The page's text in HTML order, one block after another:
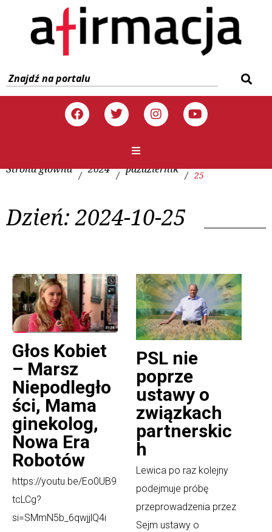
Strona główna / 2024 / październik / 25
Dzień:2024-10-25
Głos Kobiet
– Marsz
Niepodległo
ści, Mama
ginekolog,
Nowa Era
Robotów
https://youtu.be/Eo0UB9
tcLCg?
si=SMmN5b_6qwjjlQ4i
PSL nie
poprze
ustawy o
związkach
partnerskic
h
Lewica po raz kolejny
podejmuje próbę
przeprowadzenia przez
Sejm ustawy o